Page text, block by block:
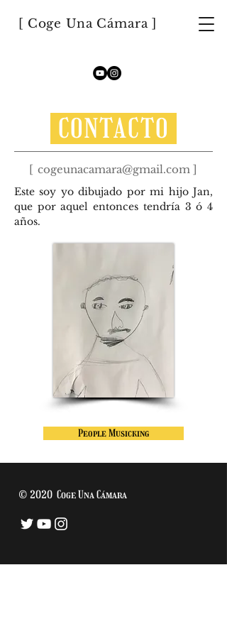
[ Coge Una Cámara ]
CONTACTO
[ cogeunacamara@gmail.com ]
Este soy yo dibujado por mi hijo Jan,
que por aquel entonces tendría 3 ó 4
años.
People Musicking
© 2020 Coge Una Cámara